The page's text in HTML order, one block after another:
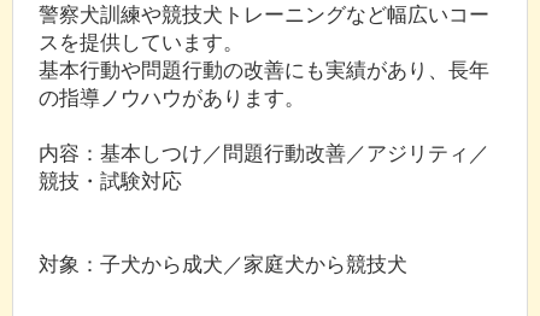
警察犬訓練や競技犬トレーニングなど幅広いコー
スを提供しています。
基本行動や問題行動の改善にも実績があり、長年
の指導ノウハウがあります。
内容：基本しつけ／問題行動改善／アジリティ／
競技・試験対応
対象：子犬から成犬／家庭犬から競技犬